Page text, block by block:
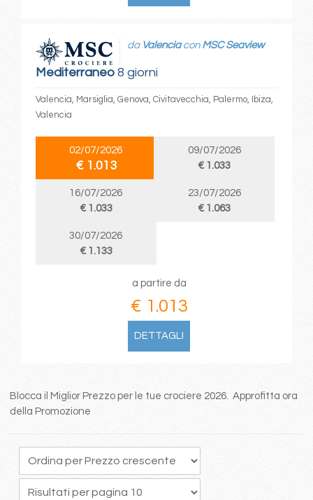
Mediterraneo8 giorni
da Valenciacon MSC Seaview
Valencia, Marsiglia, Genova, Civitavecchia, Palermo, Ibiza,
Valencia
02/07/2026
€ 1.013
09/07/2026
€ 1.033
16/07/2026
€ 1.033
23/07/2026
€ 1.063
30/07/2026
€ 1.133
a partire da
€ 1.013
DETTAGLI
Blocca il Miglior Prezzo per le tue crociere 2026. Approfitta ora
della Promozione